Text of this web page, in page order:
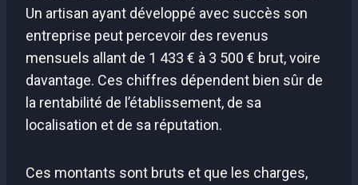
Un artisan ayant développé avec succès son
entreprise peut percevoir des revenus
mensuels allant de 1 433 € à 3 500 € brut, voire
davantage. Ces chiffres dépendent bien sûr de
la rentabilité de l’établissement, de sa
localisation et de sa réputation.
Ces montants sont bruts et que les charges,